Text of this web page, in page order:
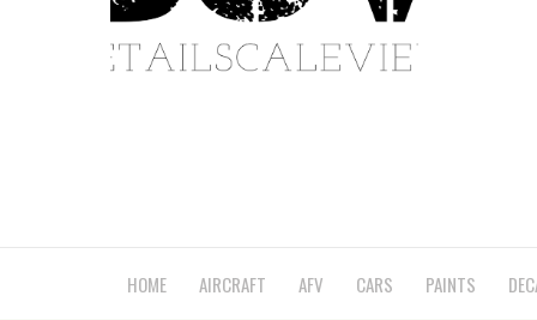
HOME AIRCRAFT AFV CARS PAINTS